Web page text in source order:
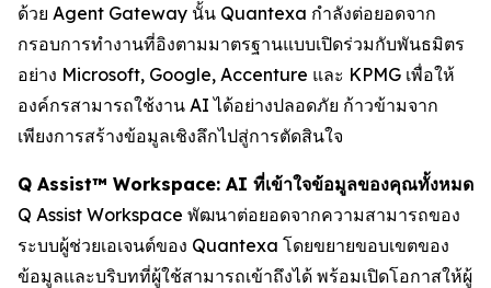
ด้วย Agent Gateway นั้น Quantexa กำลังต่อยอดจาก
กรอบการทำงานที่อิงตามมาตรฐานแบบเปิดร่วมกับพันธมิตร
อย่าง Microsoft, Google, Accenture และ KPMG เพื่อให้
องค์กรสามารถใช้งาน AI ได้อย่างปลอดภัย ก้าวข้ามจาก
เพียงการสร้างข้อมูลเชิงลึกไปสู่การตัดสินใจ
Q Assist™ Workspace: AI ที่เข้าใจข้อมูลของคุณทั้งหมด
Q Assist Workspace พัฒนาต่อยอดจากความสามารถของ
ระบบผู้ช่วยเอเจนต์ของ Quantexa โดยขยายขอบเขตของ
ข้อมูลและบริบทที่ผู้ใช้สามารถเข้าถึงได้ พร้อมเปิดโอกาสให้ผู้